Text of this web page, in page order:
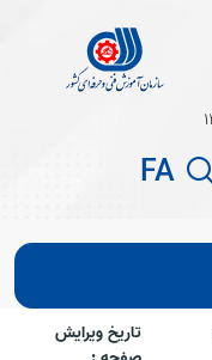
FA
تاریخ ویرایش